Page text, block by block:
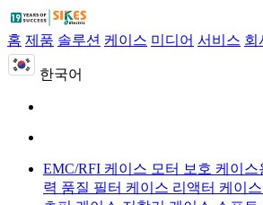
홈 제품 솔루션 케이스 미디어 서비스 회
한국어
EMC/RFI 케이스 모터 보호 케이스
력 품질 필터 케이스 리액터 케이스